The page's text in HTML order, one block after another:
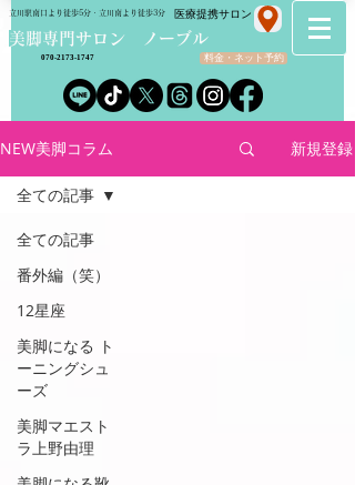
​美脚専門サロン ノーブル
立川駅南口より徒歩5分・立川南より徒歩3分
料金・ネット予約
070-2173-1747
​医療提携サロン
NEW美脚コラム 新規登録
全ての記事
番外編（笑）
12星座
美脚になる ト
ーニングシュ
ーズ
美脚マエスト
ラ上野由理
全ての記事